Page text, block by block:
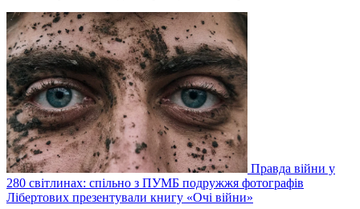
Правда війни у
280 світлинах: спільно з ПУМБ подружжя фотографів
Лібертових презентували книгу «Очі війни»